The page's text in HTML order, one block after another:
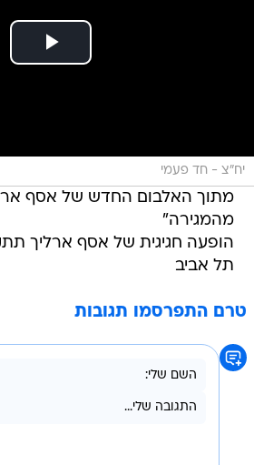
יח"צ - חד פעמי
מתוך האלבום החדש של אסף
מהמגירה"
תל אביב
טרם התפרסמו תגובות